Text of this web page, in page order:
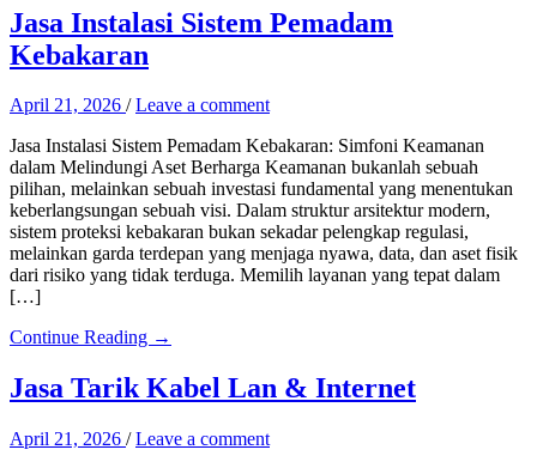
Jasa Instalasi Sistem Pemadam
Kebakaran
April 21, 2026 /Leave a comment
Jasa Instalasi Sistem Pemadam Kebakaran: Simfoni Keamanan
dalam Melindungi Aset Berharga Keamanan bukanlah sebuah
pilihan, melainkan sebuah investasi fundamental yang menentukan
keberlangsungan sebuah visi. Dalam struktur arsitektur modern,
sistem proteksi kebakaran bukan sekadar pelengkap regulasi,
melainkan garda terdepan yang menjaga nyawa, data, dan aset fisik
dari risiko yang tidak terduga. Memilih layanan yang tepat dalam
[…]
Continue Reading →
Jasa Tarik Kabel Lan & Internet
April 21, 2026 /Leave a comment